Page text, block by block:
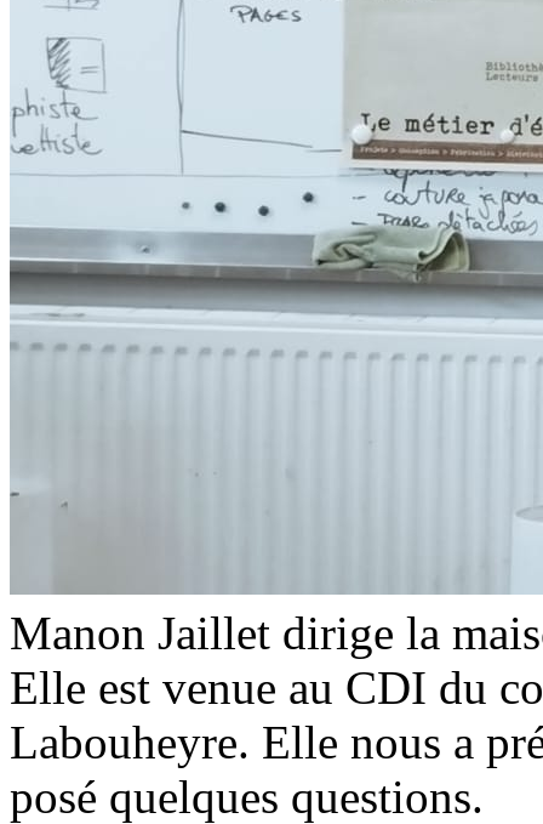
Manon Jaillet dirige la
Elle est venue au CDI du
Labouheyre. Elle nous a
posé quelques questions.